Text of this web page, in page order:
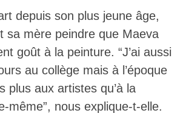
depuis son plus jeune âge,
sa mère peindre que Maeva
goût à la peinture. “J’ai aussi
au collège mais à l’époque
plus aux artistes qu’à la
même”, nous explique-t-elle.